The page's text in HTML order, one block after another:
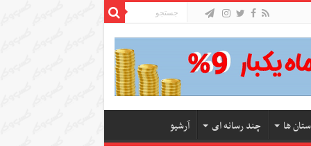
ها چند رسانه ای آرشیو